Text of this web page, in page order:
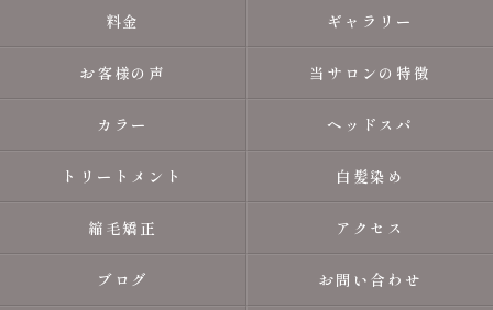
料金 ギャラリー
お客様の声 当サロンの特徴
カラー ヘッドスパ
トリートメント 白髪染め
縮毛矯正 アクセス
ブログ お問い合わせ